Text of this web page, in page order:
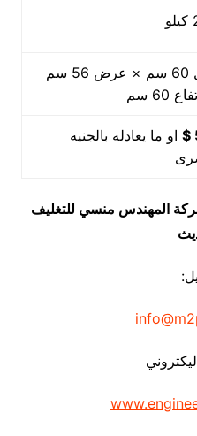
طول 60 سم × عرض 56 سم
60 سم
او ما يعادله بالجنيه
شركة المهندس منسي للتغليف